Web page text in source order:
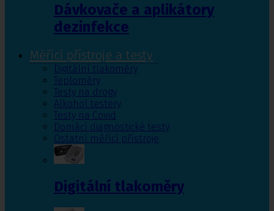
Dávkovače a aplikátory
dezinfekce
Měřící přístroje a testy
Digitální tlakoměry
Teploměry
Testy na drogy
Alkohol testery
Testy na Covid
Domácí diagnostické testy
Ostatní měřící přístroje
Digitální tlakoměry